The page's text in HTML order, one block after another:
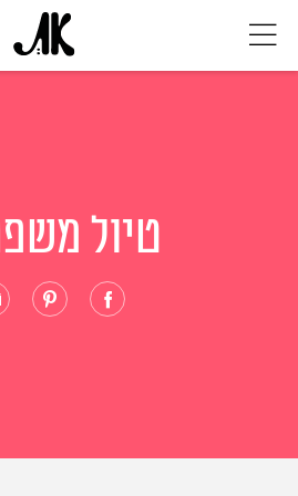
ביוטיטיול